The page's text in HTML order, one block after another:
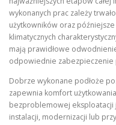
wykonanych prac zależy
użytkowników oraz
klimatycznych
mają prawidłowe
odpowiednie zabezpieczenie
Dobrze wykonane podłoże
zapewnia komfort
bezproblemowej eksploatacji
instalacji, modernizacji lub